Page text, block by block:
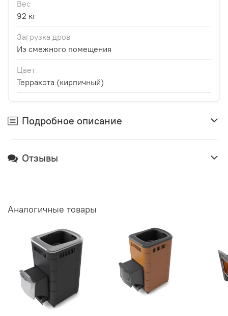
Вес
92 кг
Загрузка дров
Из смежного помещения
Цвет
Терракота (кирпичный)
Подробное описание
Отзывы
Аналогичные товары